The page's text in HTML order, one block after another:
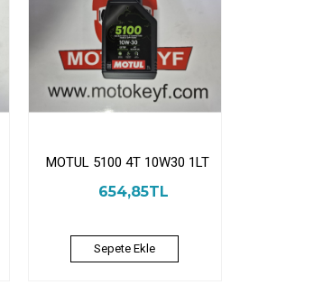
MOTUL 5100 4T 10W30 1LT
654,85TL
Sepete Ekle